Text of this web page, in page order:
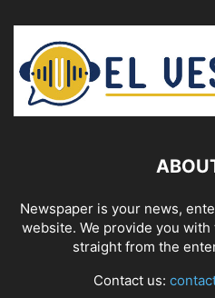
Newspaper is your news,
website. We provide you
straight from the
Contact us: